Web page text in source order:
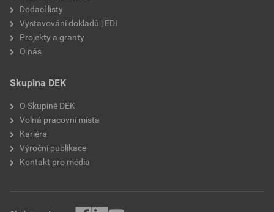
Dodací listy
Vystavování dokladů | EDI
Projekty a granty
O nás
Skupina DEK
O Skupině DEK
Volná pracovní místa
Kariéra
Výroční publikace
Kontakt pro média